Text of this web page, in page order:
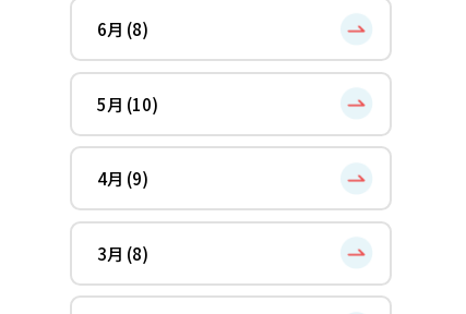
6月 (8)
5月 (10)
4月 (9)
3月 (8)